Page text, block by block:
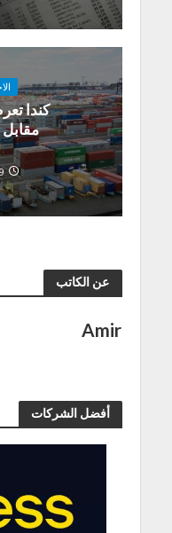
كندا
19
عن الكاتب
Amir
أفضل الشركات